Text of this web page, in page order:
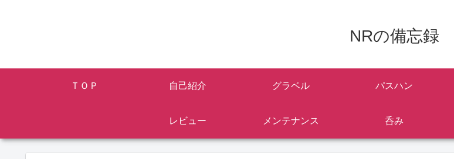
NRの備忘録
ＴＯＰ 自己紹介 グラベル パスハン
レビュー メンテナンス 呑み